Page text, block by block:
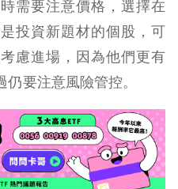
需要注意價格，選擇在
投資新題材的個股，可
慮進場，因為他們更有
要注意風險管控。